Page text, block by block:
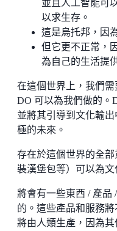
並且人工智能可
以求生存。
這是烏托邦，因
但它更不正常，
為自己的生活提
在這個世界上，我們
DO 可以為我們做的。
並將其引導到文化輸
極的未來。
存在於這個世界的全
裝漢堡包等）可以為文
將會有一些東西 / 產品
的。這些產品和服務
將由人類生產，因為